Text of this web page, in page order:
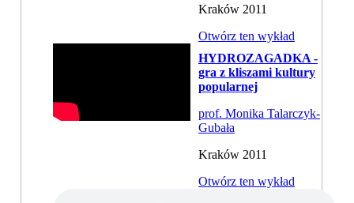
Kraków 2011
Otwórz ten wykład
HYDROZAGADKA -
gra z kliszami kultury
popularnej
prof. Monika Talarczyk-
Gubała
Kraków 2011
Otwórz ten wykład